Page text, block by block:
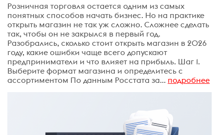
Розничная торговля остается одним из самых
понятных способов начать бизнес. Но на практике
открыть магазин не так уж сложно. Сложнее сделать
так, чтобы он не закрылся в первый год.
Разобрались, сколько стоит открыть магазин в 2026
году, какие ошибки чаще всего допускают
предприниматели и что влияет на прибыль. Шаг 1.
Выберите формат магазина и определитесь с
ассортиментом По данным Росстата за... подробнее